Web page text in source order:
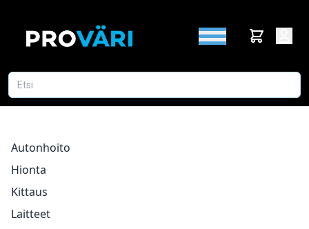
Autonhoito
Hionta
Kittaus
Laitteet